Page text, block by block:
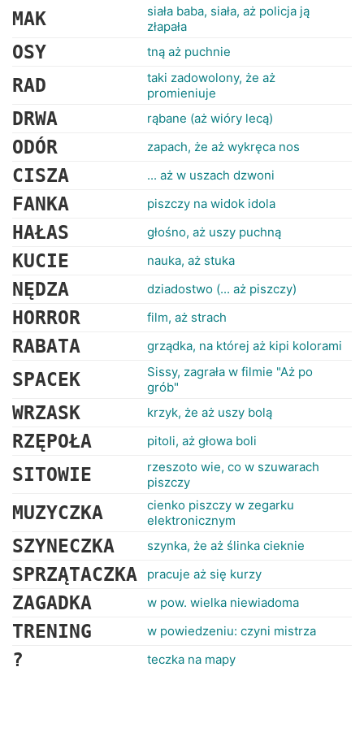
RANKINGI
MAK
siała baba, siała, aż policja ją
złapała
OSY tną aż puchnie
RAD
taki zadowolony, że aż
promieniuje
DRWA rąbane (aż wióry lecą)
ODÓR zapach, że aż wykręca nos
CISZA ... aż w uszach dzwoni
FANKA piszczy na widok idola
HAŁAS głośno, aż uszy puchną
KUCIE nauka, aż stuka
NĘDZA dziadostwo (... aż piszczy)
HORROR film, aż strach
RABATA grządka, na której aż kipi kolorami
SPACEK
Sissy, zagrała w filmie "Aż po
grób"
WRZASK krzyk, że aż uszy bolą
RZĘPOŁA pitoli, aż głowa boli
SITOWIE
rzeszoto wie, co w szuwarach
piszczy
MUZYCZKA
cienko piszczy w zegarku
elektronicznym
SZYNECZKA szynka, że aż ślinka cieknie
SPRZĄTACZKA pracuje aż się kurzy
ZAGADKA w pow. wielka niewiadoma
TRENING w powiedzeniu: czyni mistrza
? teczka na mapy